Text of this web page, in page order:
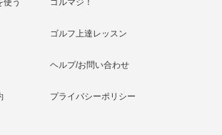
使う ゴルマジ！
ゴルフ上達レッスン
ヘルプ/お問い合わせ
プライバシーポリシー